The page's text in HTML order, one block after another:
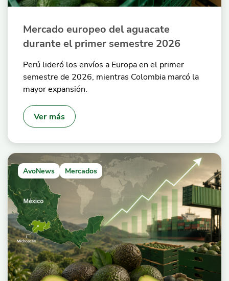
Mercado europeo del aguacate
durante el primer semestre 2026
Perú lideró los envíos a Europa en el primer
semestre de 2026, mientras Colombia marcó la
mayor expansión.
Ver más
AvoNews Mercados